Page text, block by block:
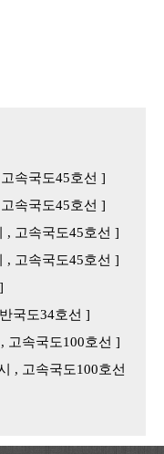
속국도45호선 ]
속국도45호선 ]
, 고속국도45호선 ]
, 고속국도45호선 ]
국도34호선 ]
고속국도100호선 ]
, 고속국도100호선